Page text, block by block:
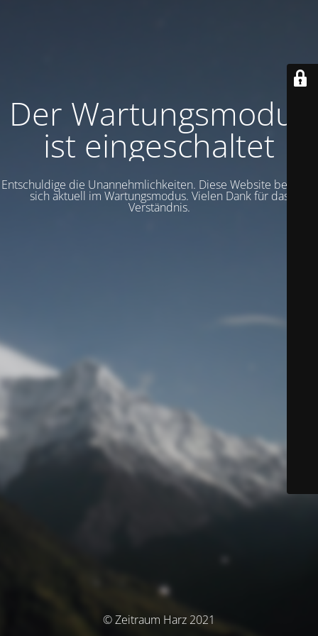
Der Wartungsmodus
ist eingeschaltet
Entschuldige die Unannehmlichkeiten. Diese Website befindet
sich aktuell im Wartungsmodus. Vielen Dank für das
Verständnis.
© Zeitraum Harz 2021